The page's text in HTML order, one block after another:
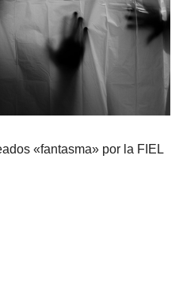
«fantasma» por la FIEL